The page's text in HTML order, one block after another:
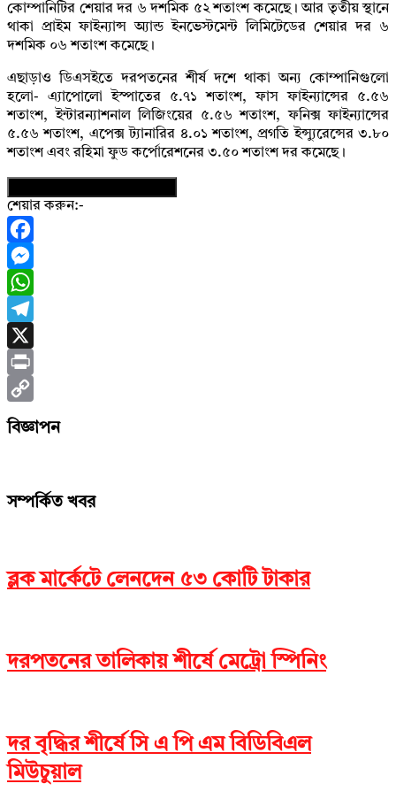
কোম্পানিটির শেয়ার দর ৬ দশমিক ৫২ শতাংশ কমেছে। আর তৃতীয় স্থানে
থাকা প্রাইম ফাইন্যান্স অ্যান্ড ইনভেস্টমেন্ট লিমিটেডের শেয়ার দর ৬
দশমিক ০৬ শতাংশ কমেছে।
এছাড়াও ডিএসইতে দরপতনের শীর্ষ দশে থাকা অন্য কোম্পানিগুলো
হলো- এ্যাপোলো ইস্পাতের ৫.৭১ শতাংশ, ফাস ফাইন্যান্সের ৫.৫৬
শতাংশ, ইন্টারন্যাশনাল লিজিংয়ের ৫.৫৬ শতাংশ, ফনিক্স ফাইন্যান্সের
৫.৫৬ শতাংশ, এপেক্স ট্যানারির ৪.০১ শতাংশ, প্রগতি ইন্স্যুরেন্সের ৩.৮০
শতাংশ এবং রহিমা ফুড কর্পোরেশনের ৩.৫০ শতাংশ দর কমেছে।
শেয়ার করুন:-
Facebook
Messenger
WhatsApp
Telegram
X
Print
Copy
বিজ্ঞাপন
সম্পর্কিত খবর
ব্লক মার্কেটে লেনদেন ৫৩ কোটি টাকার
দরপতনের তালিকায় শীর্ষে মেট্রো স্পিনিং
দর বৃদ্ধির শীর্ষে সি এ পি এম বিডিবিএল
মিউচুয়াল